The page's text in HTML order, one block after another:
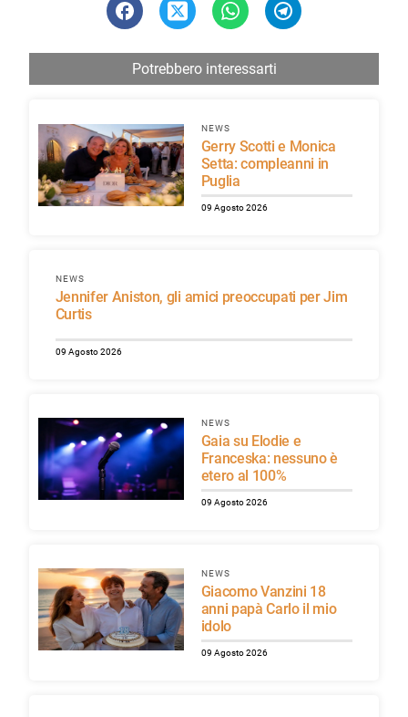
Potrebbero interessarti
NEWS
Gerry Scotti e Monica
Setta: compleanni in
Puglia
09 Agosto 2026
NEWS
Jennifer Aniston, gli amici preoccupati per Jim
Curtis
09 Agosto 2026
NEWS
Gaia su Elodie e
Franceska: nessuno è
etero al 100%
09 Agosto 2026
NEWS
Giacomo Vanzini 18
anni papà Carlo il mio
idolo
09 Agosto 2026